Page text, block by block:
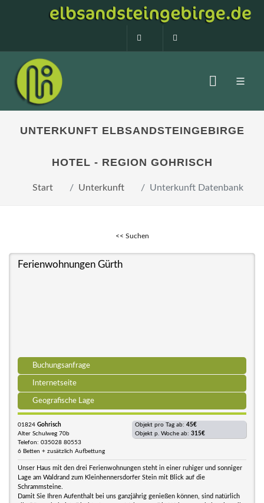
0160 99873408
UNTERKUNFT ELBSANDSTEINGEBIRGE
HOTEL - REGION GOHRISCH
Start Unterkunft Unterkunft Datenbank
<< Suchen
Ferienwohnungen Gürth
Buchungsanfrage
Internetseite
Geografische Lage
01824 Gohrisch
Alter Schulweg 70b
Telefon: 035028 80553
6 Betten + zusätzlich Aufbettung
Objekt pro Tag ab: 45€
Objekt p. Woche ab: 315€
Unser Haus mit den drei Ferienwohnungen steht in einer ruhiger und sonniger
Lage am Waldrand zum Kleinhennersdorfer Stein mit Blick auf die
Schrammsteine.
Damit Sie Ihren Aufenthalt bei uns ganzjährig genießen können, sind natürlich